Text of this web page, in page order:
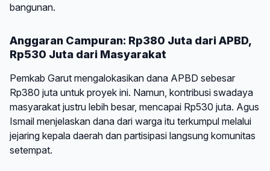
bangunan.
Anggaran Campuran: Rp380 Juta dari APBD,
Rp530 Juta dari Masyarakat
Pemkab Garut mengalokasikan dana APBD sebesar
Rp380 juta untuk proyek ini. Namun, kontribusi swadaya
masyarakat justru lebih besar, mencapai Rp530 juta. Agus
Ismail menjelaskan dana dari warga itu terkumpul melalui
jejaring kepala daerah dan partisipasi langsung komunitas
setempat.